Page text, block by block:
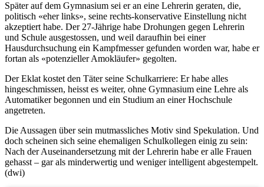
Später auf dem Gymnasium sei er an eine Lehrerin geraten, die,
politisch «eher links», seine rechts-konservative Einstellung nicht
akzeptiert habe. Der 27-Jährige habe Drohungen gegen Lehrerin
und Schule ausgestossen, und weil daraufhin bei einer
Hausdurchsuchung ein Kampfmesser gefunden worden war, habe er
fortan als «potenzieller Amokläufer» gegolten.
Der Eklat kostet den Täter seine Schulkarriere: Er habe alles
hingeschmissen, heisst es weiter, ohne Gymnasium eine Lehre als
Automatiker begonnen und ein Studium an einer Hochschule
angetreten.
Die Aussagen über sein mutmassliches Motiv sind Spekulation. Und
doch scheinen sich seine ehemaligen Schulkollegen einig zu sein:
Nach der Auseinandersetzung mit der Lehrerin habe er alle Frauen
gehasst – gar als minderwertig und weniger intelligent abgestempelt.
(dwi)